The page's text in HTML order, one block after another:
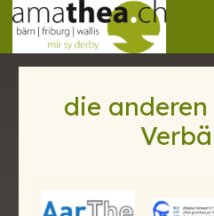
die anderen